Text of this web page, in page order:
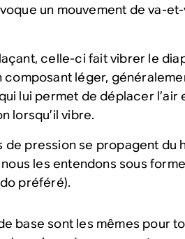
un mouvement de va-
celle-ci fait vibrer le
composant léger,
lui permet de déplacer
lorsqu’il vibre.
de pression se propagent du
les entendons sous
préféré).
base sont les mêmes pour